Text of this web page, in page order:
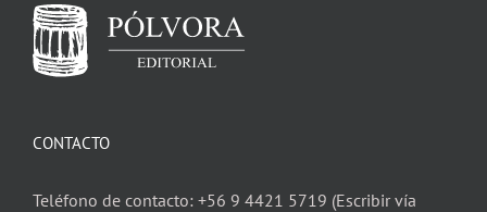
CONTACTO
Teléfono de contacto: +56 9 4421 5719 (Escribir vía